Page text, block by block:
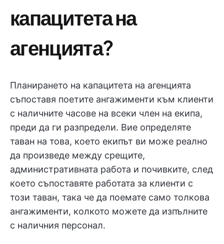
капацитета на
агенцията?
Планирането на капацитета на агенцията
съпоставя поетите ангажименти към клиенти
с наличните часове на всеки член на екипа,
преди да ги разпредели. Вие определяте
таван на това, което екипът ви може реално
да произведе между срещите,
административната работа и почивките, след
което съпоставяте работата за клиенти с
този таван, така че да поемате само толкова
ангажименти, колкото можете да изпълните
с наличния персонал.